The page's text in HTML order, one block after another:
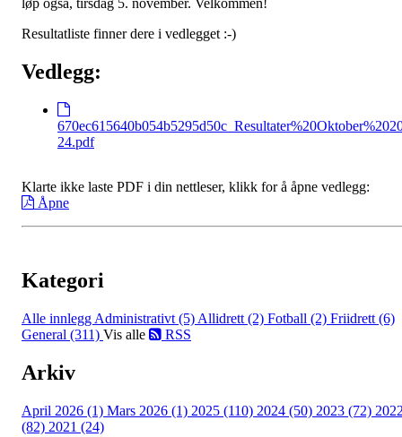
løp også, tirsdag 5. november. Velkommen!
Resultatliste finner dere i vedlegget :-)
Vedlegg:
24.pdf
Klarte ikke laste PDF i din nettleser, klikk for å åpne vedlegg:
Åpne
Kategori
Alle innlegg Administrativt (5) Allidrett (2) Fotball (2) Friidrett (6)
General (311) Vis alle RSS
Arkiv
April 2026 (1) Mars 2026 (1) 2025 (110) 2024 (50) 2023 (72)
(82) 2021 (24)